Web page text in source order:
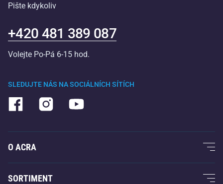
SLEDUJTE NÁS NA SOCIÁLNÍCH SÍTÍCH
Pište kdykoliv
+420 481 389 087
Volejte Po-Pá 6-15 hod.
O ACRA
O nás
SORTIMENT